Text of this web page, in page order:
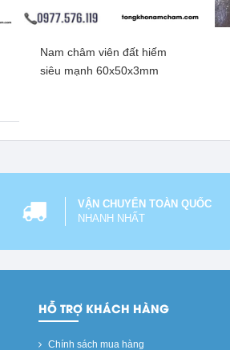
Nam châm viên tròn lỗ mạ
kẽm, lực siêu mạnh 70x10mm
Nam châm viên đất hiếm
siêu mạnh 60x50x3mm
VẬN CHUYỂN TOÀN QUỐC
NHANH NHẤT
HỖ TRỢ KHÁCH HÀNG
Chính sách mua hàng